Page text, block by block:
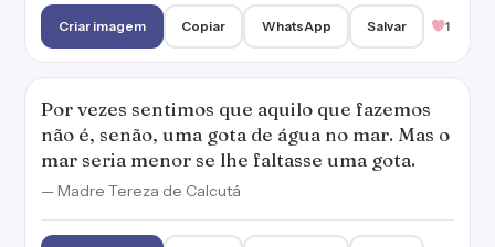
Criar imagem Copiar WhatsApp Salvar 1
Por vezes sentimos que aquilo que fazemos
não é, senão, uma gota de água no mar. Mas o
mar seria menor se lhe faltasse uma gota.
— Madre Tereza de Calcutá